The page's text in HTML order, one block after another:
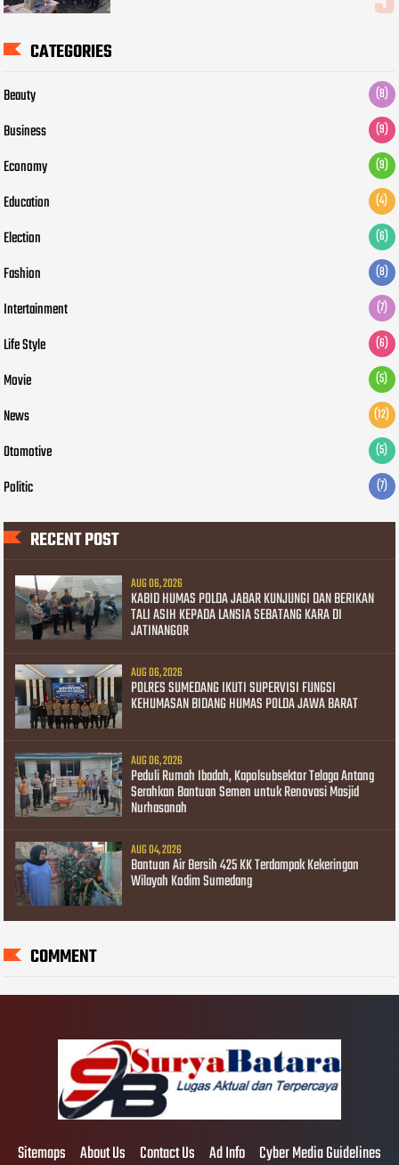
CATEGORIES
Beauty (8)
Business (9)
Economy (9)
Education (4)
Election (6)
Fashion (8)
Intertainment (7)
Life Style (6)
Movie (5)
News (12)
Otomotive (5)
Politic (7)
RECENT POST
AUG 06, 2026
KABID HUMAS POLDA JABAR KUNJUNGI DAN BERIKAN
TALI ASIH KEPADA LANSIA SEBATANG KARA DI
JATINANGOR
AUG 06, 2026
POLRES SUMEDANG IKUTI SUPERVISI FUNGSI
KEHUMASAN BIDANG HUMAS POLDA JAWA BARAT
AUG 06, 2026
Peduli Rumah Ibadah, Kapolsubsektor Telaga Antang
Serahkan Bantuan Semen untuk Renovasi Masjid
Nurhasanah
AUG 04, 2026
Bantuan Air Bersih 425 KK Terdampak Kekeringan
Wilayah Kodim Sumedang
COMMENT
Sitemaps About Us Contact Us Ad Info Cyber Media Guidelines